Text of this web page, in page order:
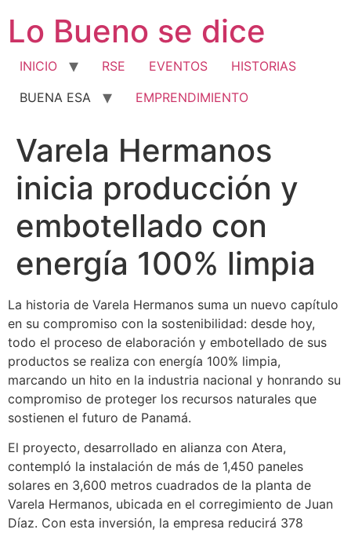
contenido
Lo Bueno se dice
INICIO RSE EVENTOS
HISTORIAS
BUENA ESA
EMPRENDIMIENTO
Varela Hermanos
inicia producción y
embotellado con
energía 100% limpia
La historia de Varela Hermanos suma un nuevo capítulo
en su compromiso con la sostenibilidad: desde hoy,
todo el proceso de elaboración y embotellado de sus
productos se realiza con energía 100% limpia,
marcando un hito en la industria nacional y honrando su
compromiso de proteger los recursos naturales que
sostienen el futuro de Panamá.
El proyecto, desarrollado en alianza con Atera,
contempló la instalación de más de 1,450 paneles
solares en 3,600 metros cuadrados de la planta de
Varela Hermanos, ubicada en el corregimiento de Juan
Díaz. Con esta inversión, la empresa reducirá 378